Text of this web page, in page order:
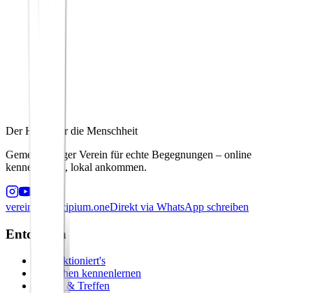
Der Hafen für die Menschheit
Gemeinnütziger Verein für echte Begegnungen – online
kennenlernen, lokal ankommen.
verein@principium.oneDirekt via WhatsApp schreiben
Entdecken
So funktioniert's
Menschen kennenlernen
Events & Treffen